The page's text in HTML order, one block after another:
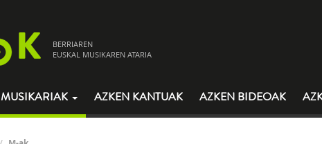
BERRIAREN
EUSKAL MUSIKAREN ATARIA
MUSIKARIAK AZKEN KANTUAK AZKEN BIDEOAK